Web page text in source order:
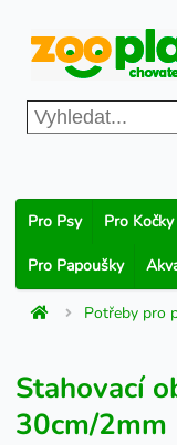
Pro Psy Pro Kočky
Pro Papoušky
Potřeby pro
Stahovací
30cm/2mm